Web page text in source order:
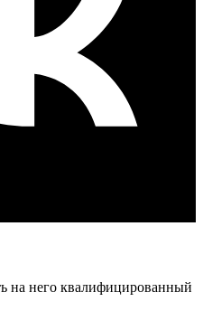
на него квалифицированный